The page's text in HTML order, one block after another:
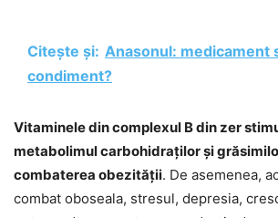
Citește și: Anasonul: medicament
condiment?
Vitaminele din complexul B din zer
metabolimul carbohidraților și
combaterea obezității. De asemenea,
combat oboseala, stresul, depresia,